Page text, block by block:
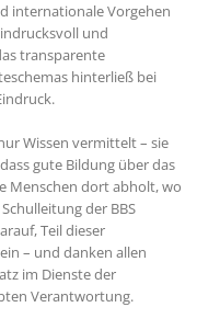
internationale Vorgehen
und
transparente
hinterließ bei
Wissen vermittelt – sie
gute Bildung über das
Menschen dort abholt, wo
der BBS
Teil dieser
– und danken allen
im Dienste der
Verantwortung.